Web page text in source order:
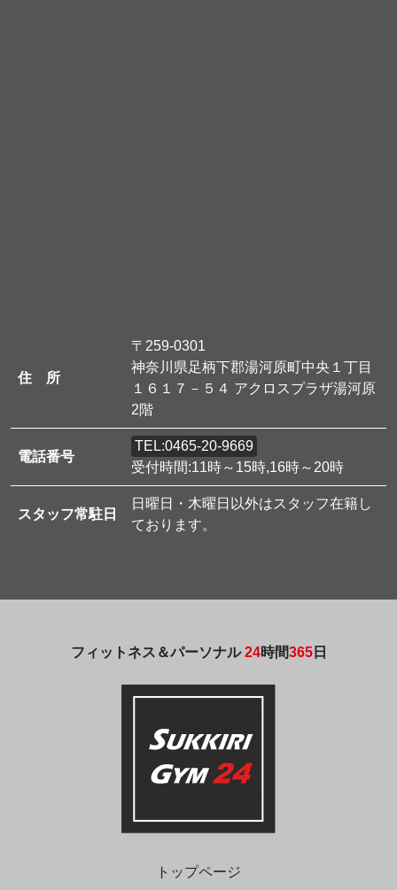
住 所
〒259-0301
神奈川県足柄下郡湯河原町中央１丁目
１６１７－５４ アクロスプラザ湯河原
2階
電話番号
TEL:0465-20-9669
受付時間:11時～15時,16時～20時
スタッフ常駐日
日曜日・木曜日以外はスタッフ在籍し
ております。
フィットネス＆パーソナル24時間365日
トップページ